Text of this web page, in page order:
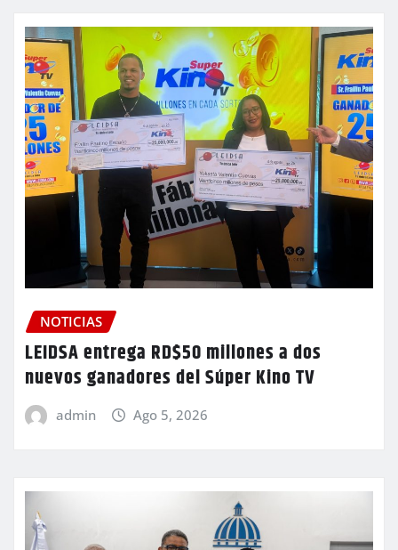
NOTICIAS
LEIDSA entrega RD$50 millones a dos
nuevos ganadores del Súper Kino TV
admin Ago 5, 2026